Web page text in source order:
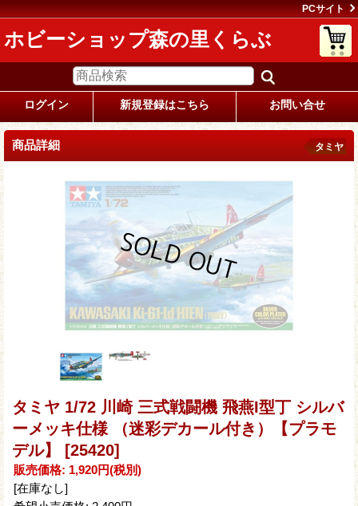
PCサイト
ホビーショップ森の里くらぶ
ログイン 新規登録はこちら お問い合せ
商品詳細 タミヤ
タミヤ 1/72 川崎 三式戦闘機 飛燕I型丁 シルバ
ーメッキ仕様 （迷彩デカール付き）【プラモ
デル】 [25420]
販売価格: 1,920円(税別)
[在庫なし]